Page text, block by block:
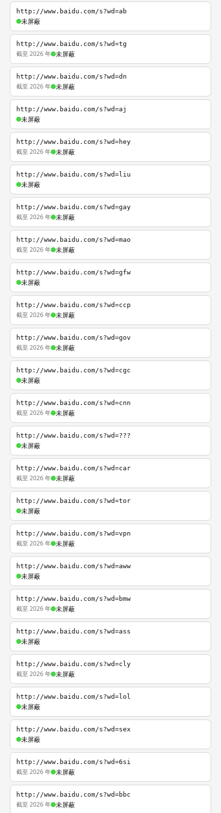
http://www.baidu.com/s?wd=ab
未屏蔽
http://www.baidu.com/s?wd=tg
截至 2026 年 未屏蔽
http://www.baidu.com/s?wd=dn
截至 2026 年 未屏蔽
http://www.baidu.com/s?wd=aj
未屏蔽
http://www.baidu.com/s?wd=hey
截至 2026 年 未屏蔽
http://www.baidu.com/s?wd=liu
未屏蔽
http://www.baidu.com/s?wd=gay
截至 2026 年 未屏蔽
http://www.baidu.com/s?wd=mao
截至 2026 年 未屏蔽
http://www.baidu.com/s?wd=gfw
未屏蔽
http://www.baidu.com/s?wd=ccp
截至 2026 年 未屏蔽
http://www.baidu.com/s?wd=gov
截至 2026 年 未屏蔽
http://www.baidu.com/s?wd=cgc
未屏蔽
http://www.baidu.com/s?wd=cnn
截至 2026 年 未屏蔽
http://www.baidu.com/s?wd=???
未屏蔽
http://www.baidu.com/s?wd=car
截至 2026 年 未屏蔽
http://www.baidu.com/s?wd=tor
未屏蔽
http://www.baidu.com/s?wd=vpn
截至 2026 年 未屏蔽
http://www.baidu.com/s?wd=aww
未屏蔽
http://www.baidu.com/s?wd=bmw
截至 2026 年 未屏蔽
http://www.baidu.com/s?wd=ass
未屏蔽
http://www.baidu.com/s?wd=cly
截至 2026 年 未屏蔽
http://www.baidu.com/s?wd=lol
未屏蔽
http://www.baidu.com/s?wd=sex
未屏蔽
http://www.baidu.com/s?wd=6si
截至 2026 年 未屏蔽
http://www.baidu.com/s?wd=bbc
截至 2026 年 未屏蔽